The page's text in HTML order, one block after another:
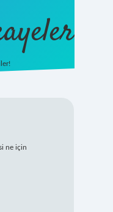
ne için